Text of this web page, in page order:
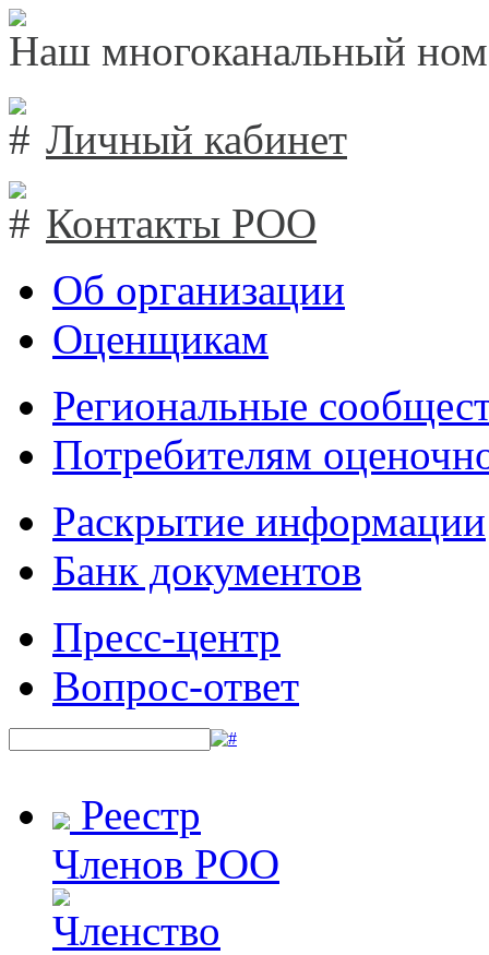
Наш многоканальный
Личный кабинет
Контакты РОО
Об организации
Оценщикам
Региональные
Потребителям
Раскрытие информации
Банк документов
Пресс-центр
Вопрос-ответ
Реестр
Членов РОО